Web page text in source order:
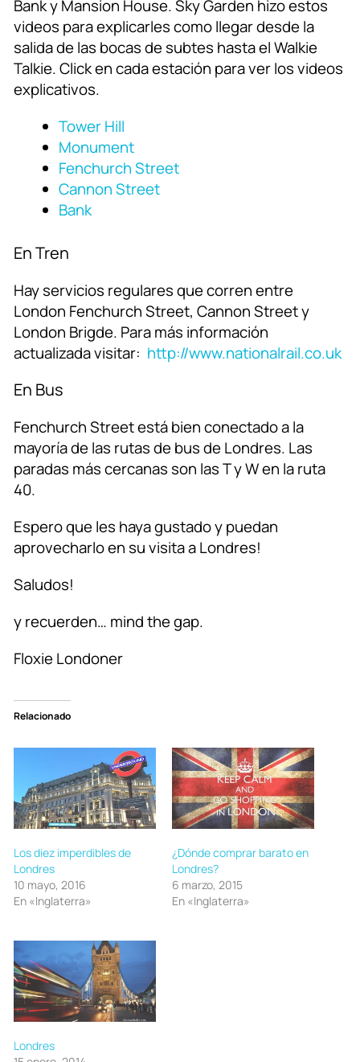
Bank y Mansion House. Sky Garden hizo estos
videos para explicarles como llegar desde la
salida de las bocas de subtes hasta el Walkie
Talkie. Click en cada estación para ver los videos
explicativos.
Tower Hill
Monument
Fenchurch Street
Cannon Street
Bank
En Tren
Hay servicios regulares que corren entre
London Fenchurch Street, Cannon Street y
London Brigde. Para más información
actualizada visitar: http://www.nationalrail.co.uk
En Bus
Fenchurch Street está bien conectado a la
mayoría de las rutas de bus de Londres. Las
paradas más cercanas son las T y W en la ruta
40.
Espero que les haya gustado y puedan
aprovecharlo en su visita a Londres!
Saludos!
y recuerden… mind the gap.
Floxie Londoner
Relacionado
Los diez imperdibles de
Londres
10 mayo, 2016
En «Inglaterra»
¿Dónde comprar barato en
Londres?
6 marzo, 2015
En «Inglaterra»
Londres